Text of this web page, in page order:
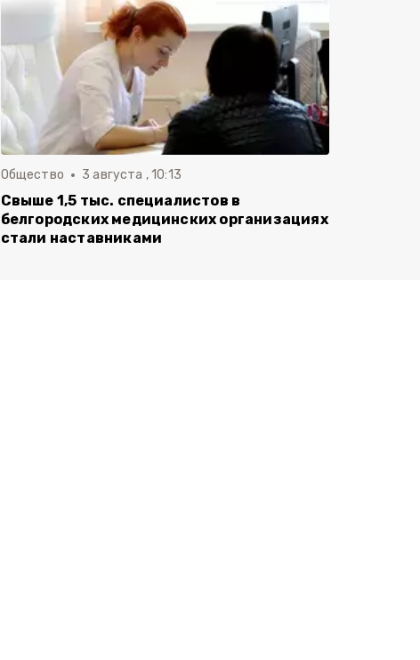
Общество 3 августа , 10:13
Свыше 1,5 тыс. специалистов в
белгородских медицинских организациях
стали наставниками